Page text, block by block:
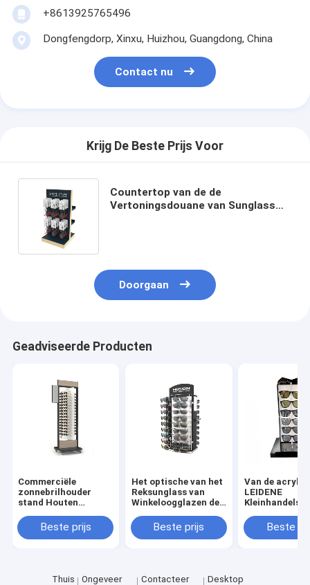
+8613925765496
Dongfengdorp, Xinxu, Huizhou, Guangdong, China
Contact nu
Krijg De Beste Prijs Voor
Countertop van de de
Vertoningsdouane van Sunglass
Doorgaan
Geadviseerde Producten
Commerciële
zonnebrilhouder
stand Houten
display stand
Beste prijs
Het optische van het
Reksunglass van
Winkeloogglazen de
Rek van de
Schouwspelvertoning
Beste prijs
Van de acryl
LEIDENE
Kleinhandels
voor Verkoop
Beste
Thuis
Ongeveer
Contacteer
Desktop